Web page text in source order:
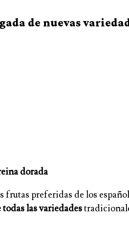
de nuevas
dorada
frutas preferidas de los
todas las variedades